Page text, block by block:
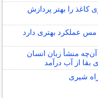
کاغذ را بهتر پردازش
عملکرد بهتری دارد
منشأ زبان انسان
بقا از آب درآمد
شیری